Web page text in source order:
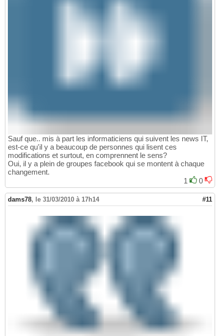
Sauf que.. mis à part les informaticiens qui suivent les news IT,
est-ce qu'il y a beaucoup de personnes qui lisent ces
modifications et surtout, en comprennent le sens?
Oui, il y a plein de groupes facebook qui se montent à chaque
changement.
1
0
dams78, le 31/03/2010 à 17h14 #11